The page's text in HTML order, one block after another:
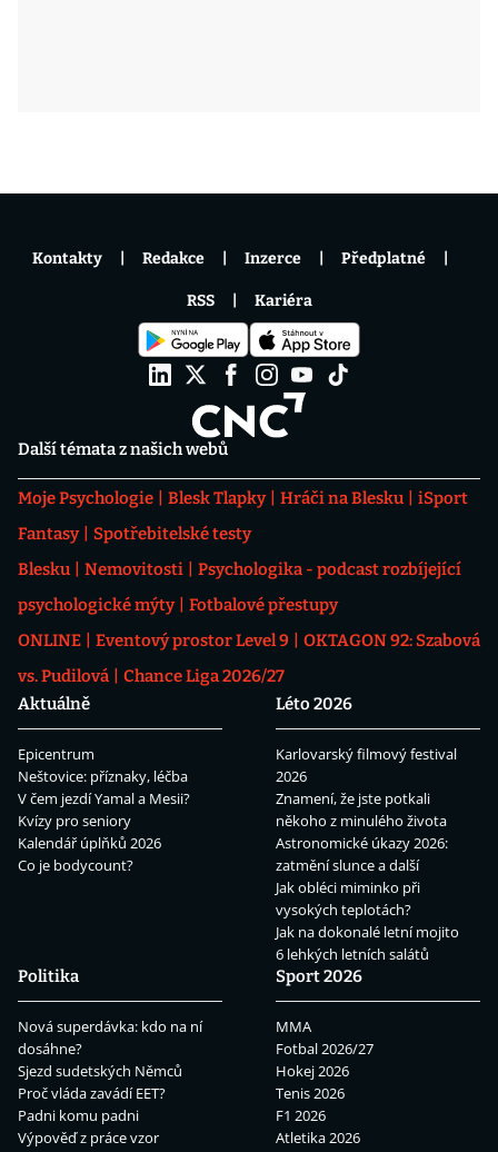
Další témata z našich webů
Moje Psychologie Blesk Tlapky Hráči na Blesku
iSport
Fantasy
Spotřebitelské testy
Blesku
Nemovitosti
Psychologika - podcast rozbíjející
psychologické mýty
Fotbalové přestupy
ONLINE
Eventový prostor Level 9
OKTAGON 92: Szabová
vs. Pudilová
Chance Liga 2026/27
Aktuálně
Epicentrum
Neštovice: příznaky, léčba
V čem jezdí Yamal a Mesii?
Kvízy pro seniory
Kalendář úplňků 2026
Co je bodycount?
Léto 2026
Karlovarský filmový festival
2026
Znamení, že jste potkali
někoho z minulého života
Astronomické úkazy 2026:
zatmění slunce a další
Jak obléci miminko při
vysokých teplotách?
Jak na dokonalé letní mojito
6 lehkých letních salátů
Politika
Nová superdávka: kdo na ní
dosáhne?
Sjezd sudetských Němců
Proč vláda zavádí EET?
Padni komu padni
Výpověď z práce vzor
Sport 2026
MMA
Fotbal 2026/27
Hokej 2026
Tenis 2026
F1 2026
Atletika 2026
Kontakty Redakce Inzerce Předplatné
RSS Kariéra